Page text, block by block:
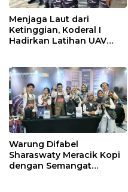
Menjaga Laut dari
Ketinggian, Koderal I
Hadirkan Latihan UAV
Warung Difabel
Sharaswaty Meracik Kopi
dengan Semangat